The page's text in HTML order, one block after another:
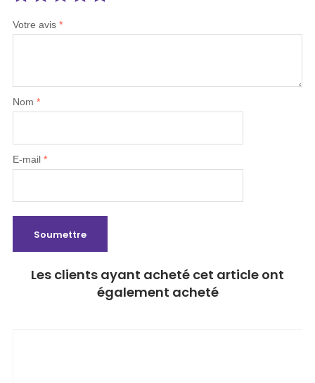
Votre avis *
Nom *
E-mail *
Les clients ayant acheté cet article ont
également acheté